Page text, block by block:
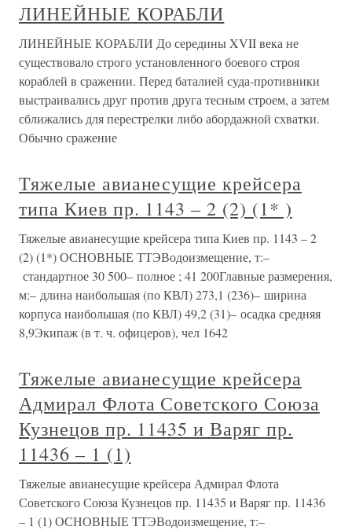
ЛИНЕЙНЫЕ КОРАБЛИ
ЛИНЕЙНЫЕ КОРАБЛИ До середины XVII века не
существовало строго установленного боевого строя
кораблей в сражении. Перед баталией суда-противники
выстраивались друг против друга тесным строем, а затем
сближались для перестрелки либо абордажной схватки.
Обычно сражение
Тяжелые авианесущие крейсера
типа Киев пр. 1143 – 2 (2) (1* )
Тяжелые авианесущие крейсера типа Киев пр. 1143 – 2
(2) (1*) ОСНОВНЫЕ ТТЭВодоизмещение, т:–
стандартное 30 500– полное ; 41 200Главные размерения,
м:– длина наибольшая (по КВЛ) 273,1 (236)– ширина
корпуса наибольшая (по КВЛ) 49,2 (31)– осадка средняя
8,9Экипаж (в т. ч. офицеров), чел 1642
Тяжелые авианесущие крейсера
Адмирал Флота Советского Союза
Кузнецов пр. 11435 и Варяг пр.
11436 – 1 (1)
Тяжелые авианесущие крейсера Адмирал Флота
Советского Союза Кузнецов пр. 11435 и Варяг пр. 11436
– 1 (1) ОСНОВНЫЕ ТТЭВодоизмещение, т:–